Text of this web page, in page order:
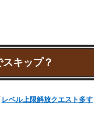
キップ？
レベル上限解放クエスト多す